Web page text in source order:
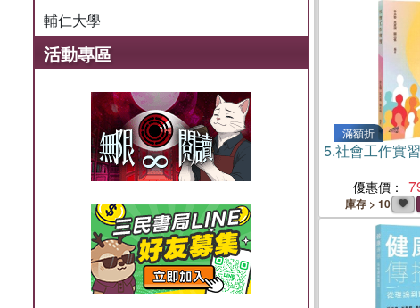
輔仁大學
活動專區
滿額折
5.社會工作實習
優惠價：
庫存 > 10